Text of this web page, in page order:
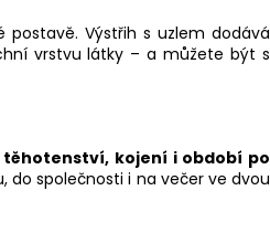
postavě. Výstřih s uzlem dodává
vrstvu látky – a můžete být s
těhotenství, kojení i období po
do společnosti i na večer ve dvou